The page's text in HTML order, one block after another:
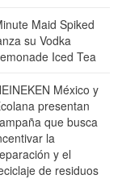
Maid Spiked
su Vodka
Iced Tea
México y
presentan
que busca
la
y el
de residuos